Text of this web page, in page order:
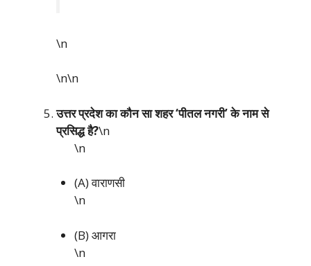
\n
\n\n
उत्तर प्रदेश का कौन सा शहर ‘पीतल नगरी’ के नाम से
प्रसिद्ध है?\n
\n
(A) वाराणसी
\n
(B) आगरा
\n